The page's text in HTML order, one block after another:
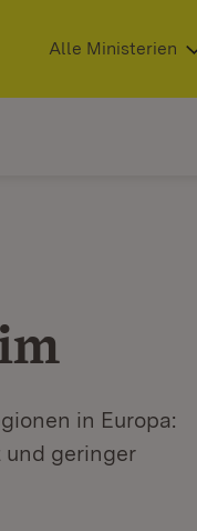
in neuem Fenster)
Alle Ministerien
in Europa:
geringer